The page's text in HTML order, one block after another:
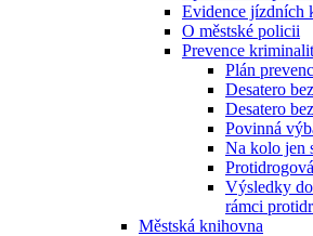
Evidence jízdních
O městské policii
Prevence
Plán
Desatero
Desatero
Povinná
Na kolo jen
Výsledky
rámci
Městská knihovna